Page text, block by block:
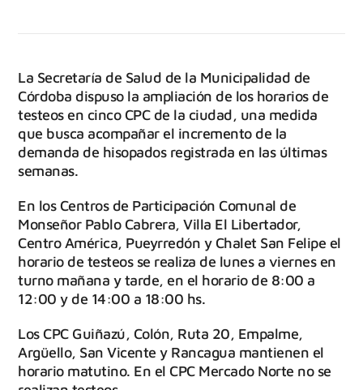
La Secretaría de Salud de la Municipalidad de
Córdoba dispuso la ampliación de los horarios de
testeos en cinco CPC de la ciudad, una medida
que busca acompañar el incremento de la
demanda de hisopados registrada en las últimas
semanas.
En los Centros de Participación Comunal de
Monseñor Pablo Cabrera, Villa El Libertador,
Centro América, Pueyrredón y Chalet San Felipe el
horario de testeos se realiza de lunes a viernes en
turno mañana y tarde, en el horario de 8:00 a
12:00 y de 14:00 a 18:00 hs.
Los CPC Guiñazú, Colón, Ruta 20, Empalme,
Argüello, San Vicente y Rancagua mantienen el
horario matutino. En el CPC Mercado Norte no se